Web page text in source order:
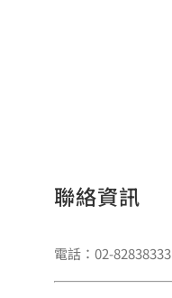
聯絡資訊
電話：02-82838333